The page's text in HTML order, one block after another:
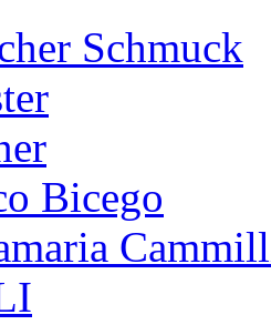
Schmuck
Bicego